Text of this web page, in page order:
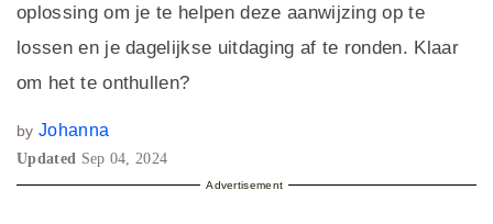
oplossing om je te helpen deze aanwijzing op te
lossen en je dagelijkse uitdaging af te ronden. Klaar
om het te onthullen?
by Johanna
Updated Sep 04, 2024
Advertisement